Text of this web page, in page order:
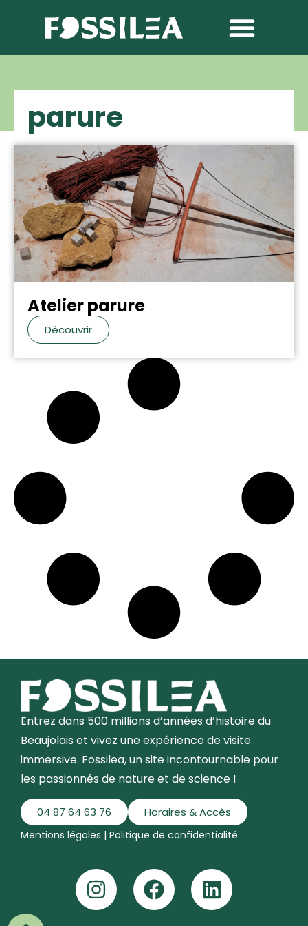
parure
Atelier parure
Découvrir
Entrez dans 500 millions d’années d’histoire du
Beaujolais et vivez une expérience de visite
immersive. Fossilea, un site incontournable pour
les passionnés de nature et de science !
04 87 64 63 76 Horaires & Accès
Mentions légales | Politique de confidentialité